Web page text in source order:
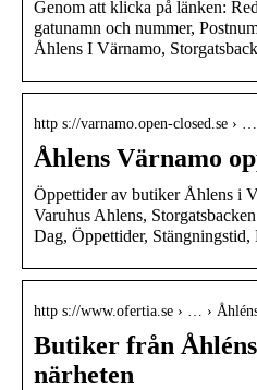
Genom att klicka på länken:
gatunamn och nummer,
Åhlens I Värnamo,
http s://varnamo.open-closed.se ›
Åhlens Värnamo
Öppettider av butiker Åhlens i
Varuhus Ahlens,
Dag, Öppettider, Stängningstid,
http s://www.ofertia.se › … ›
Butiker från
närheten